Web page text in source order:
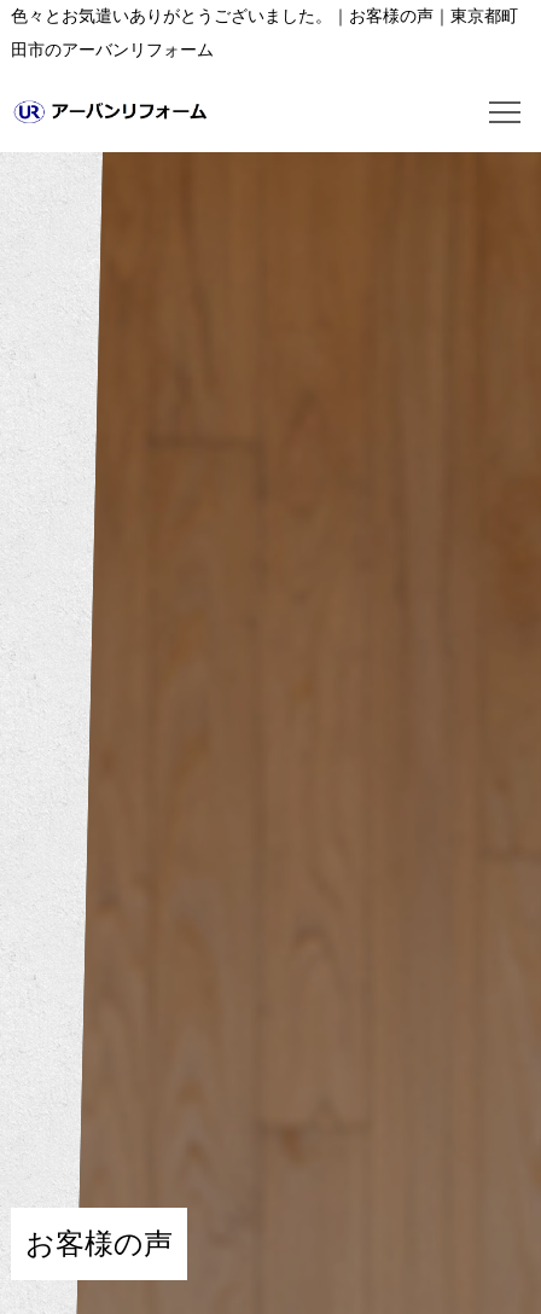
色々とお気遣いありがとうございました。｜お客様の声｜東京都町
田市のアーバンリフォーム
トイレリフォーム
洗面所リフォーム
浴室リフォーム
キッチンリフォーム
防音工事
外壁塗装工事
屋根葺き替え工事
内装工事
エクステリア工事
お客様の声